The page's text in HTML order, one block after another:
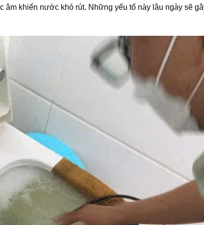
âm khiến nước khó rút. Những yếu tố này lâu ngày sẽ